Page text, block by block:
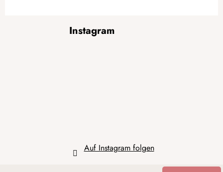
Instagram
Auf Instagram folgen